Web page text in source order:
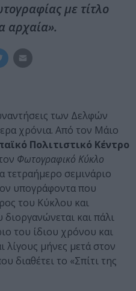
με τίτλο
αρχαία».
των Δελφών
χρόνια. Από τον Μάιο
Πολιτιστικό Κέντρο
Φωτογραφικό Κύκλο
τετραήμερο σεμινάριο
υπογράφοντα που
του Κύκλου και
και πάλι
του ίδιου χρόνου και
λίγους μήνες μετά στον
διαθέτει το «Σπίτι της